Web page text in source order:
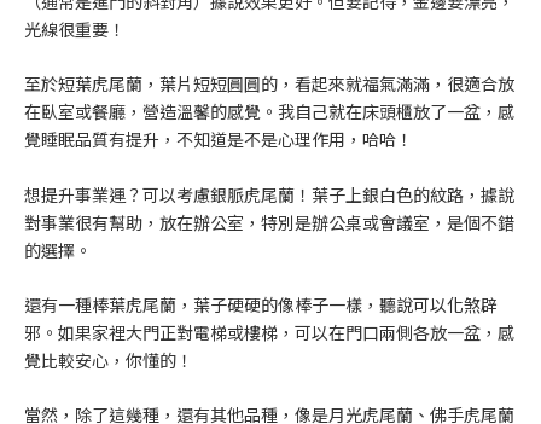
光線很重要！
至於短葉虎尾蘭，葉片短短圓圓的，看起來就福氣滿滿，很適合放
在臥室或餐廳，營造溫馨的感覺。我自己就在床頭櫃放了一盆，感
覺睡眠品質有提升，不知道是不是心理作用，哈哈！
想提升事業運？可以考慮銀脈虎尾蘭！葉子上銀白色的紋路，據說
對事業很有幫助，放在辦公室，特別是辦公桌或會議室，是個不錯
的選擇。
還有一種棒葉虎尾蘭，葉子硬硬的像棒子一樣，聽說可以化煞辟
邪。如果家裡大門正對電梯或樓梯，可以在門口兩側各放一盆，感
覺比較安心，你懂的！
當然，除了這幾種，還有其他品種，像是月光虎尾蘭、佛手虎尾蘭